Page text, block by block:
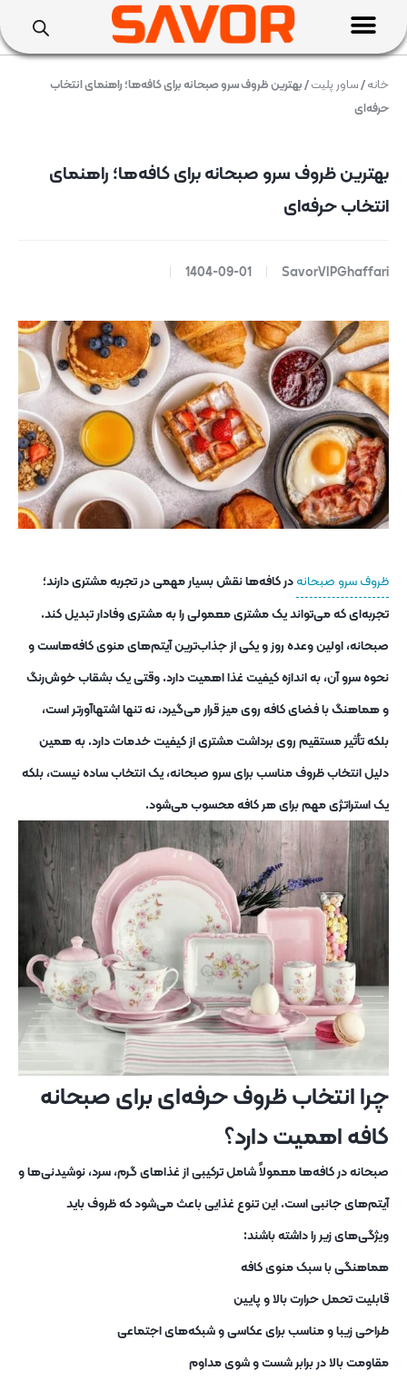
خانه/ساور پلیت/ بهترین ظروف سرو صبحانه برای کافه‌ها؛ راهنمای انتخاب
حرفه‌ای
بهترین ظروف سرو صبحانه برای کافه‌ها؛ راهنمای
انتخاب حرفه‌ای
SavorVIPGhaffari
1404-09-01
ظروف سرو صبحانهدر کافه‌ها نقش بسیار مهمی در تجربه مشتری دارند؛
تجربه‌ای که می‌تواند یک مشتری معمولی را به مشتری وفادار تبدیل کند.
صبحانه، اولین وعده روز و یکی از جذاب‌ترین آیتم‌های منوی کافه‌هاست و
نحوه سرو آن، به اندازه کیفیت غذا اهمیت دارد. وقتی یک بشقاب خوش‌رنگ
و هماهنگ با فضای کافه روی میز قرار می‌گیرد، نه‌ تنها اشتهاآورتر است،
بلکه تأثیر مستقیم روی برداشت مشتری از کیفیت خدمات دارد. به همین
دلیل انتخاب ظروف مناسب برای سرو صبحانه، یک انتخاب ساده نیست، بلکه
یک استراتژی مهم برای هر کافه محسوب می‌شود.
چرا انتخاب ظروف حرفه‌ای برای صبحانه
کافه اهمیت دارد؟
صبحانه در کافه‌ها معمولاً شامل ترکیبی از غذاهای گرم، سرد، نوشیدنی‌ها و
آیتم‌های جانبی است. این تنوع غذایی باعث می‌شود که ظروف باید
ویژگی‌های زیر را داشته باشند:
هماهنگی با سبک منوی کافه
قابلیت تحمل حرارت بالا و پایین
طراحی زیبا و مناسب برای عکاسی و شبکه‌های اجتماعی
مقاومت بالا در برابر شست‌ و شوی مداوم